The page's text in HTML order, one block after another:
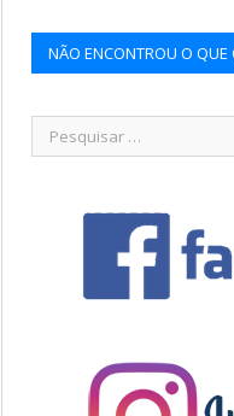
NÃO ENCONTROU O QUE